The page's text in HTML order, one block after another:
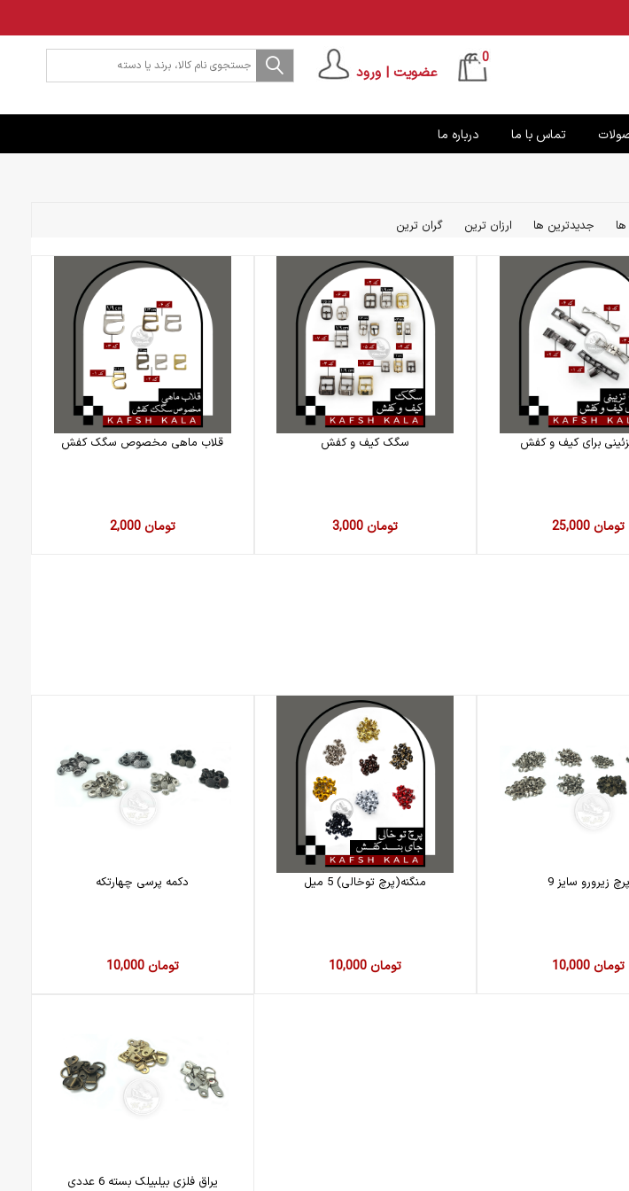
عضویت | ورود
0
تماس با ما درباره ما
جدیدترین ها ارزان ترین گران ترین
قلاب ماهی مخصوص سگک کفش
2,000 تومان
سگک کیف و کفش
3,000 تومان
برای کیف و کفش
25,000 تومان
دکمه پرسی چهارتکه
10,000 تومان
منگنه(پرچ توخالی) 5 میل
10,000 تومان
پرچ زیرورو سایز 9
10,000 تومان
یراق فلزی بیلبیلک بسته 6 عددی